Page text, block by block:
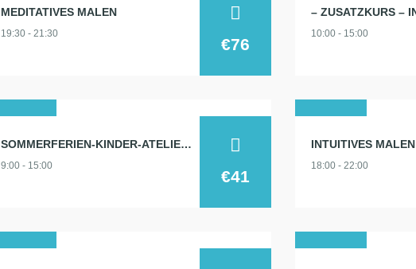
2026
MEDITATIVES MALEN
19:30 - 21:30
€76
2026
10:00 - 15:00
2026
SOMMERFERIEN-KINDER-ATELIER: MALEN UND WERKEN: MEIN ZAUBERWALD
9:00 - 15:00
€41
2026
INTUITIVES MALEN
18:00 - 22:00